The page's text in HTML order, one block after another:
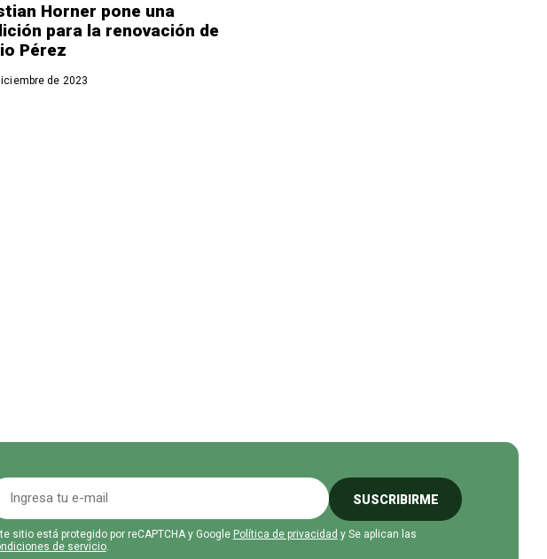
Horner pone una
para la renovación de
Pérez
de 2023
SUSCRIBIRME
sitio está protegido por reCAPTCHA y Google Política de privacidad y Se aplican las
de servicio.